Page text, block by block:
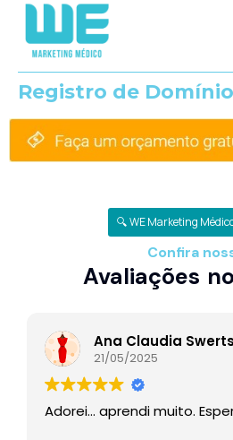
Registro de
🔍 WE Marketing
Confira
Avaliações no
Ana Claudia
21/05/2025
Adorei…